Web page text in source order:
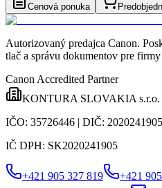
Cenová ponuka
Autorizovaný predajca Canon.
tlač a správu dokumentov pre
Canon Accredited Partner
KONTURA SLOVAKIA s.r.o.
IČO: 35726446 | DIČ: 2020241905
IČ DPH: SK2020241905
+421 905 327 819
+421